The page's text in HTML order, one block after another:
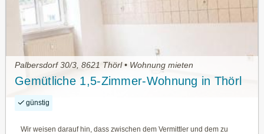
Palbersdorf 30/3, 8621 Thörl • Wohnung mieten
Gemütliche 1,5-Zimmer-Wohnung in Thörl
günstig
Wir weisen darauf hin, dass zwischen dem Vermittler und dem zu